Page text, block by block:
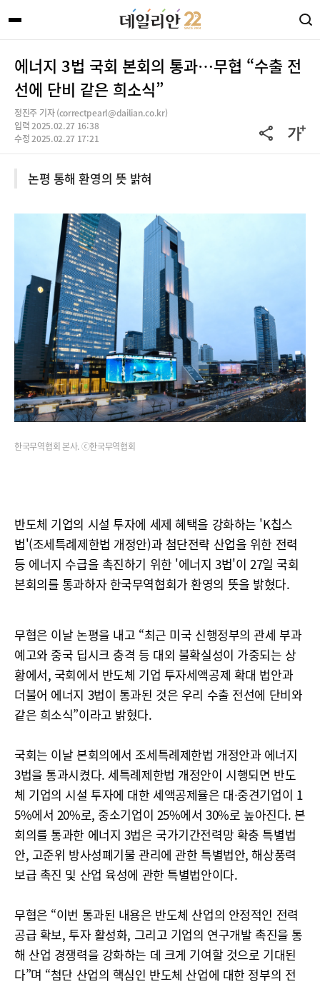
에너지 3법 국회 본회의 통과…무협 “수출 전
선에 단비 같은 희소식”
정진주 기자 (correctpearl@dailian.co.kr)
입력 2025.02.27 16:38
수정 2025.02.27 17:21
논평 통해 환영의 뜻 밝혀
한국무역협회 본사. ⓒ한국무역협회
반도체 기업의 시설 투자에 세제 혜택을 강화하는 'K칩스
법'(조세특례제한법 개정안)과 첨단전략 산업을 위한 전력
등 에너지 수급을 촉진하기 위한 '에너지 3법'이 27일 국회
본회의를 통과하자 한국무역협회가 환영의 뜻을 밝혔다.
무협은 이날 논평을 내고 “최근 미국 신행정부의 관세 부과
예고와 중국 딥시크 충격 등 대외 불확실성이 가중되는 상
황에서, 국회에서 반도체 기업 투자세액공제 확대 법안과
더불어 에너지 3법이 통과된 것은 우리 수출 전선에 단비와
같은 희소식”이라고 밝혔다.
국회는 이날 본회의에서 조세특례제한법 개정안과 에너지
3법을 통과시켰다. 세특례제한법 개정안이 시행되면 반도
체 기업의 시설 투자에 대한 세액공제율은 대·중견기업이 1
5%에서 20%로, 중소기업이 25%에서 30%로 높아진다. 본
회의를 통과한 에너지 3법은 국가기간전력망 확충 특별법
안, 고준위 방사성폐기물 관리에 관한 특별법안, 해상풍력
보급 촉진 및 산업 육성에 관한 특별법안이다.
무협은 “이번 통과된 내용은 반도체 산업의 안정적인 전력
공급 확보, 투자 활성화, 그리고 기업의 연구개발 촉진을 통
해 산업 경쟁력을 강화하는 데 크게 기여할 것으로 기대된
다”며 “첨단 산업의 핵심인 반도체 산업에 대한 정부의 전